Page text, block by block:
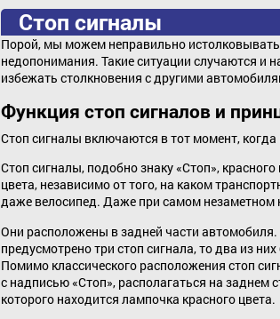
Стоп сигналы
Порой, мы можем неправильно истолковывать
недопонимания. Такие ситуации случаются и
избежать столкновения с другими
Функция стоп сигналов и
Стоп сигналы включаются в тот момент,
Стоп сигналы, подобно знаку «Стоп»,
цвета, независимо от того, на каком
даже велосипед. Даже при самом незаметном
Они расположены в задней части
предусмотрено три стоп сигнала, то два из
Помимо классического расположения стоп
с надписью «Стоп», располагаться на заднем
которого находится лампочка красного цвета.